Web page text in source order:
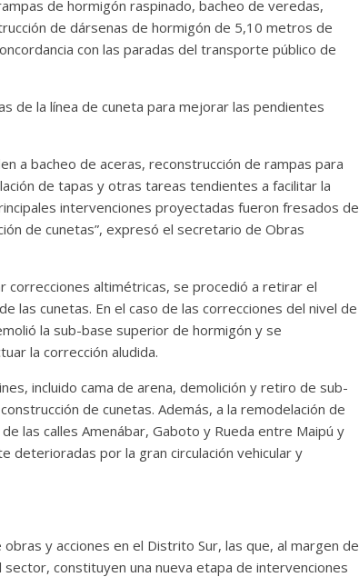
de hormigón raspinado, bacheo de veredas,
de dársenas de hormigón de 5,10 metros de
con las paradas del transporte público de
de la línea de cuneta para mejorar las pendientes
a bacheo de aceras, reconstrucción de rampas para
de tapas y otras tareas tendientes a facilitar la
intervenciones proyectadas fueron fresados de
de cunetas”, expresó el secretario de Obras
correcciones altimétricas, se procedió a retirar el
las cunetas. En el caso de las correcciones del nivel de
la sub-base superior de hormigón y se
la corrección aludida.
incluido cama de arena, demolición y retiro de sub-
de cunetas. Además, a la remodelación de
las calles Amenábar, Gaboto y Rueda entre Maipú y
deterioradas por la gran circulación vehicular y
y acciones en el Distrito Sur, las que, al margen de
constituyen una nueva etapa de intervenciones